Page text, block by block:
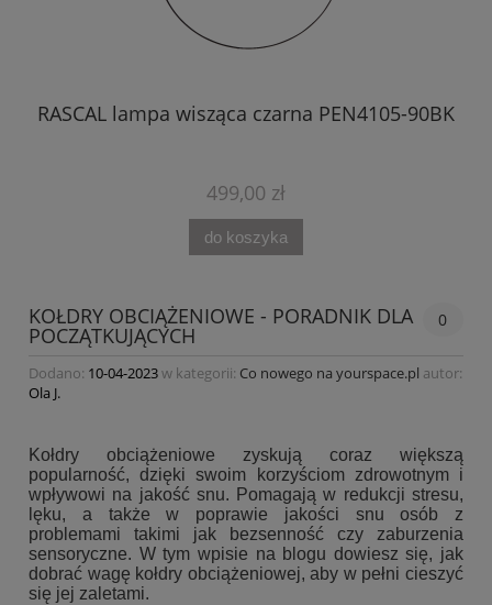
RASCAL lampa wisząca czarna PEN4105-90BK
499,00 zł
do koszyka
KOŁDRY OBCIĄŻENIOWE - PORADNIK DLA
POCZĄTKUJĄCYCH
0
Dodano: 10-04-2023w kategorii: Co nowego na yourspace.pl autor:
Ola J.
Kołdry obciążeniowe zyskują coraz większą
popularność, dzięki swoim korzyściom zdrowotnym i
wpływowi na jakość snu. Pomagają w redukcji stresu,
lęku, a także w poprawie jakości snu osób z
problemami takimi jak bezsenność czy zaburzenia
sensoryczne. W tym wpisie na blogu dowiesz się, jak
dobrać wagę kołdry obciążeniowej, aby w pełni cieszyć
się jej zaletami.